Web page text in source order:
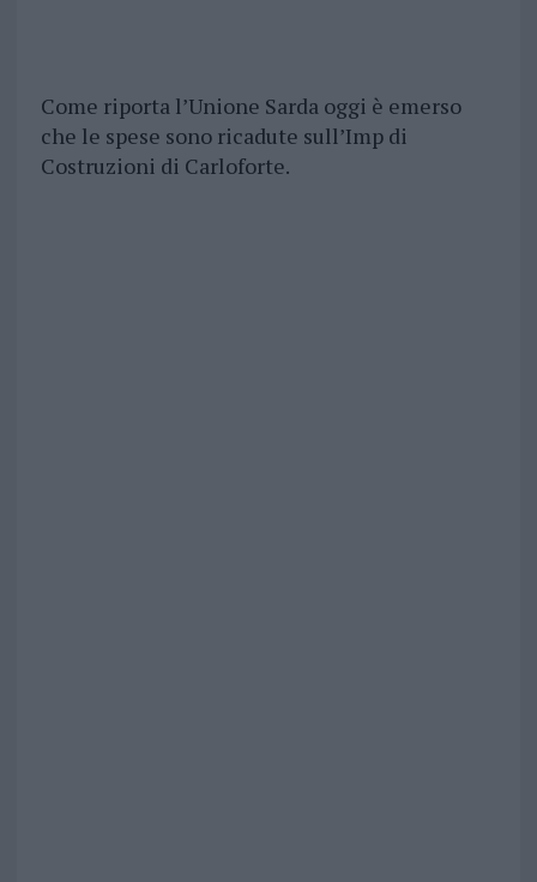
Come riporta l’Unione Sarda oggi è emerso
che le spese sono ricadute sull’Imp di
Costruzioni di Carloforte.